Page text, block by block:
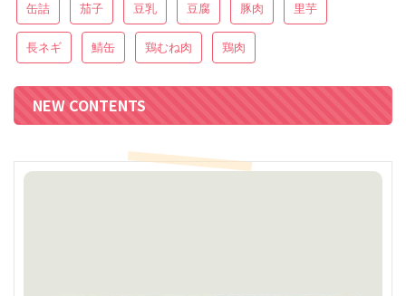
缶詰 茄子 豆乳 豆腐 豚肉 里芋
長ネギ 鯖缶 鶏むね肉 鶏肉
NEW CONTENTS